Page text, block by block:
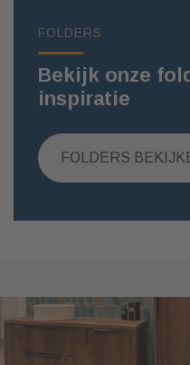
FOLDERS
Bekijk onze
inspiratie
FOLDERS